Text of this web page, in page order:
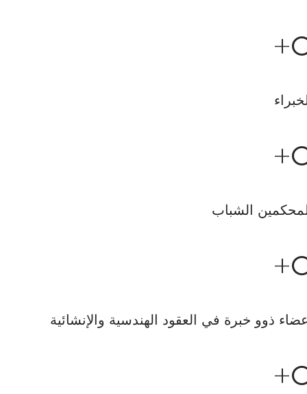
+
+
الشباب
+
ذوو خبرة في العقود الهندسية والإنشائية
+